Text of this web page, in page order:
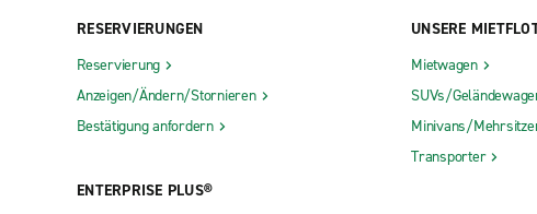
RESERVIERUNGEN
Reservierung
Anzeigen/Ändern/Stornieren
Bestätigung anfordern
ENTERPRISE PLUS®
UNSERE
Mietwagen
SUVs/
Minivans/
Transporter